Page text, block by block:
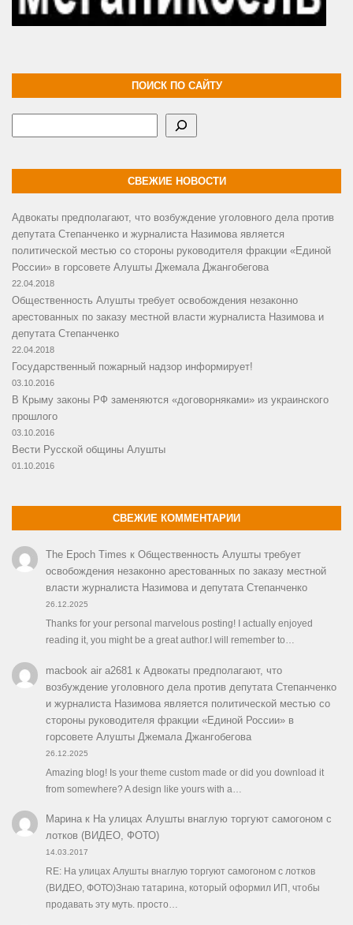
ПОИСК ПО САЙТУ
СВЕЖИЕ НОВОСТИ
Адвокаты предполагают, что возбуждение уголовного дела против
депутата Степанченко и журналиста Назимова является
политической местью со стороны руководителя фракции «Единой
России» в горсовете Алушты Джемала Джангобегова
22.04.2018
Общественность Алушты требует освобождения незаконно
арестованных по заказу местной власти журналиста Назимова и
депутата Степанченко
22.04.2018
Государственный пожарный надзор информирует!
03.10.2016
В Крыму законы РФ заменяются «договорняками» из украинского
прошлого
03.10.2016
Вести Русской общины Алушты
01.10.2016
СВЕЖИЕ КОММЕНТАРИИ
The Epoch Times к Общественность Алушты требует
освобождения незаконно арестованных по заказу местной
власти журналиста Назимова и депутата Степанченко
26.12.2025
Thanks for your personal marvelous posting! I actually enjoyed
reading it, you might be a great author.I will remember to…
macbook air a2681 к Адвокаты предполагают, что
возбуждение уголовного дела против депутата Степанченко
и журналиста Назимова является политической местью со
стороны руководителя фракции «Единой России» в
горсовете Алушты Джемала Джангобегова
26.12.2025
Amazing blog! Is your theme custom made or did you download it
from somewhere? A design like yours with a…
Маринак На улицах Алушты внаглую торгуют самогоном с
лотков (ВИДЕО, ФОТО)
14.03.2017
RE: На улицах Алушты внаглую торгуют самогоном с лотков
(ВИДЕО, ФОТО)Знаю татарина, который оформил ИП, чтобы
продавать эту муть. просто…